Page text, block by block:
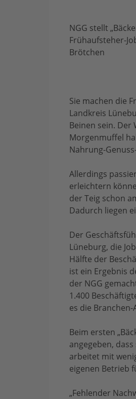
NGG stellt
Frühaufsteher-
Brötchen
Sie machen die
Landkreis
Beinen sein.
Morgenmuffel
Nahrung-
Allerdings
erleichtern
der Teig schon
Dadurch liegen
Der
Lüneburg, die
Hälfte der
ist ein Ergebnis
der NGG
1.400
es die
Beim ersten
angegeben,
arbeitet mit
eigenen Betrieb
„Fehlender